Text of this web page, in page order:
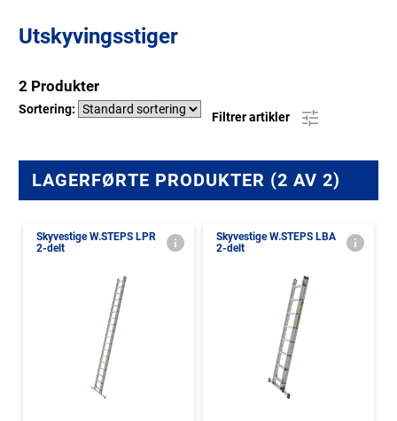
Utskyvingsstiger
2 Produkter
Sortering:
Filtrer artikler
LAGERFØRTE PRODUKTER (2 AV 2)
Skyvestige W.STEPS LPR
2-delt
Skyvestige W.STEPS LBA
2-delt